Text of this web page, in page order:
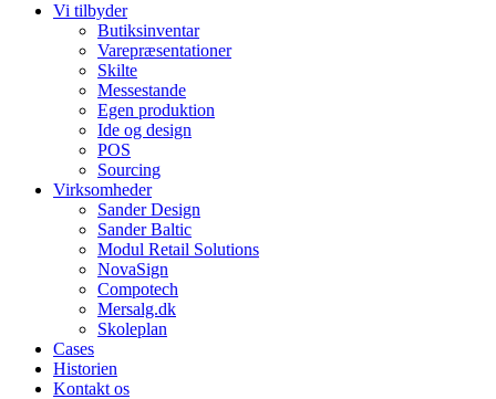
Vi tilbyder
Butiksinventar
Varepræsentationer
Skilte
Messestande
Egen produktion
Ide og design
POS
Sourcing
Virksomheder
Sander Design
Sander Baltic
Modul Retail Solutions
NovaSign
Compotech
Mersalg.dk
Skoleplan
Cases
Historien
Kontakt os